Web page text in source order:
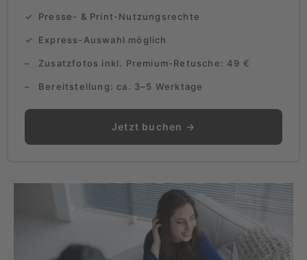
Presse- & Print-Nutzungsrechte
Express-Auswahl möglich
Zusatzfotos inkl. Premium-Retusche: 49 €
Bereitstellung: ca. 3–5 Werktage
Jetzt buchen →